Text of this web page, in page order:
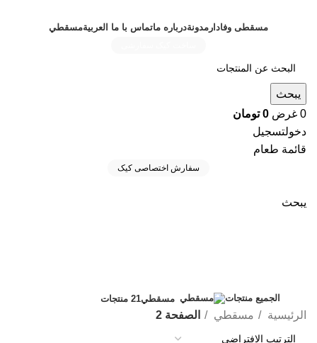
مسقطی وفادارمدونةدرباره ماتماس با ما العربيةمسقطي
يبحث
0 غرض 0 تومان
دخولتسجيل
قائمة طعام
سفارش اختصاصی کیک
يبحث
الجميع منتجات مسقطي21 منتجات
الرئيسية مسقطي الصفحة 2